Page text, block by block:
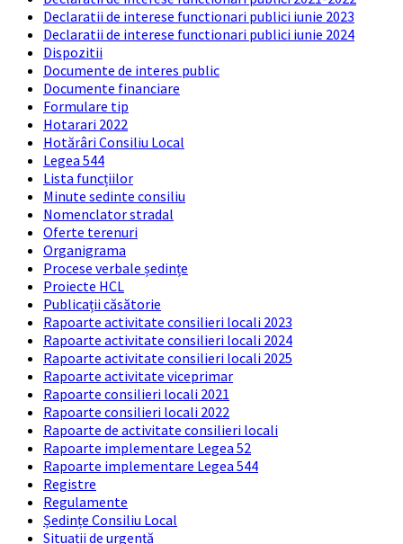
Declaratii de interese functionari publici iunie 2023
Declaratii de interese functionari publici iunie 2024
Dispozitii
Documente de interes public
Documente financiare
Formulare tip
Hotarari 2022
Hotărâri Consiliu Local
Legea 544
Lista funcțiilor
Minute sedinte consiliu
Nomenclator stradal
Oferte terenuri
Organigrama
Procese verbale ședințe
Proiecte HCL
Publicații căsătorie
Rapoarte activitate consilieri locali 2023
Rapoarte activitate consilieri locali 2024
Rapoarte activitate consilieri locali 2025
Rapoarte activitate viceprimar
Rapoarte consilieri locali 2021
Rapoarte consilieri locali 2022
Rapoarte de activitate consilieri locali
Rapoarte implementare Legea 52
Rapoarte implementare Legea 544
Registre
Regulamente
Ședințe Consiliu Local
Situații de urgență